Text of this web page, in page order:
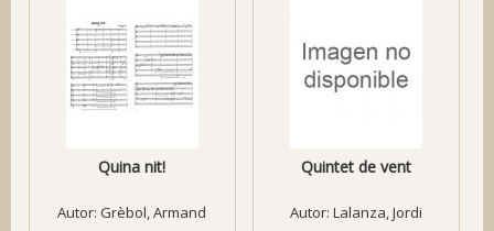
Quina nit!
Autor: Grèbol, Armand
Quintet de vent
Autor: Lalanza, Jordi